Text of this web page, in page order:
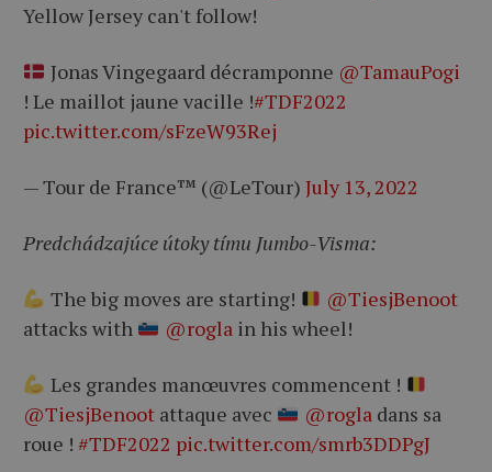
Yellow Jersey can't follow!
Jonas Vingegaard décramponne @TamauPogi
! Le maillot jaune vacille !#TDF2022
pic.twitter.com/sFzeW93Rej
— Tour de France™ (@LeTour) July 13, 2022
Predchádzajúce útoky tímu Jumbo-Visma:
The big moves are starting!
@TiesjBenoot
attacks with
@roglain his wheel!
Les grandes manœuvres commencent !
@TiesjBenoot attaque avec @rogladans sa
roue ! #TDF2022 pic.twitter.com/smrb3DDPgJ